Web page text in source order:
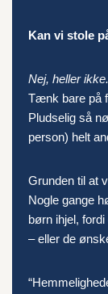
Kan vi stole
Nej, heller
Tænk bare på
Pludselig så
person) helt
Grunden til at
Nogle gange
børn ihjel, fordi
– eller de